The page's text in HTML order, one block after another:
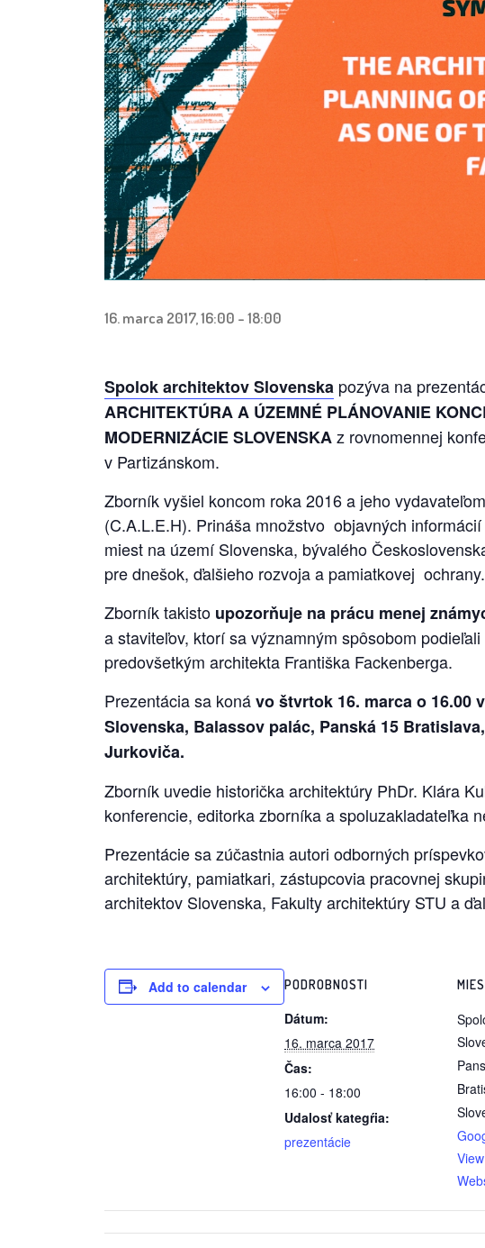
16. marca 2017, 16:00 -18:00
Spolok architektov Slovenska pozýva na
ARCHITEKTÚRA A ÚZEMNÉ PLÁNOVANIE
MODERNIZÁCIE SLOVENSKAz rovnomennej
v Partizánskom.
Zborník vyšiel koncom roka 2016 a jeho
(C.A.L.E.H). Prináša množstvo objavných
miest na území Slovenska, bývalého
pre dnešok, ďalšieho rozvoja a pamiatkovej ochrany.
Zborník takisto upozorňuje na prácu menej
a staviteľov, ktorí sa významným spôsobom
predovšetkým architekta Františka Fackenberga.
Prezentácia sa konávo štvrtok 16. marca o 16.00
Slovenska, Balassov palác, Panská 15
Jurkoviča.
Zborník uvedie historička architektúry PhDr. Klára
konferencie, editorka zborníka a spoluzakladateľka
Prezentácie sa zúčastnia autori odborných
architektúry, pamiatkari, zástupcovia pracovnej
architektov Slovenska, Fakulty architektúry STU a
Add to calendar PODROBNOSTI
Dátum:
16. marca 2017
Čas:
16:00 - 18:00
Udalosť kategŕia:
prezentácie